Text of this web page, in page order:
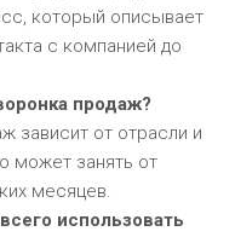
который описывает
с компанией до
продаж?
зависит от отрасли и
может занять от
месяцев.
использовать